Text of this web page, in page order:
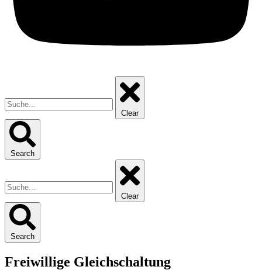
Clear
Search
Clear
Search
Freiwillige Gleichschaltung